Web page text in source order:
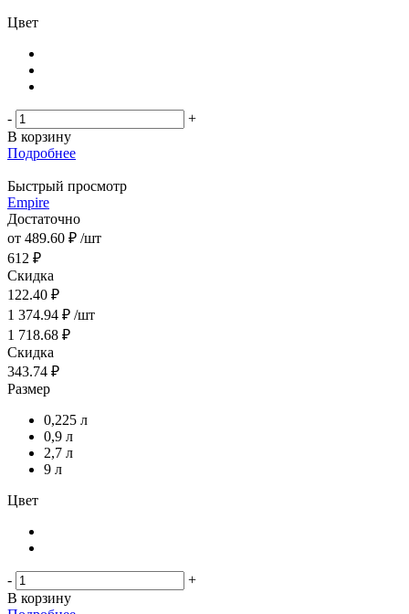
Цвет
-
+
В корзину
Подробнее
Быстрый просмотр
Empire
Достаточно
от 489.60 ₽ /шт
612 ₽
Скидка
122.40 ₽
1 374.94 ₽ /шт
1 718.68 ₽
Скидка
343.74 ₽
Размер
0,225 л
0,9 л
2,7 л
9 л
Цвет
-
+
В корзину